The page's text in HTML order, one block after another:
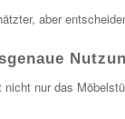
aber
nur das